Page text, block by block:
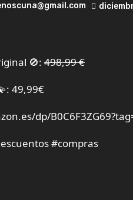
🚫: 498,99 €
49,99€
dp/
#compras